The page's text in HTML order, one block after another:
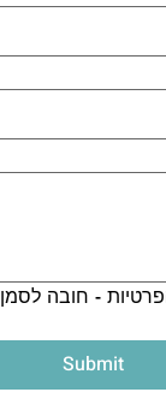
- חובה לסמן
Submit